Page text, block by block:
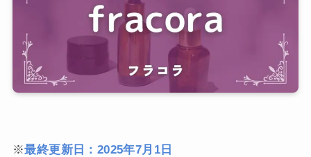
※最終更新日：2025年7月1日